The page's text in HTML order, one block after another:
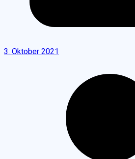
3. Oktober 2021